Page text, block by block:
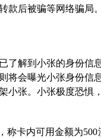
后被骗等网络骗局
解到小张的身份信
会曝光小张身份信
张。小张极度恐惧
内可用金额为